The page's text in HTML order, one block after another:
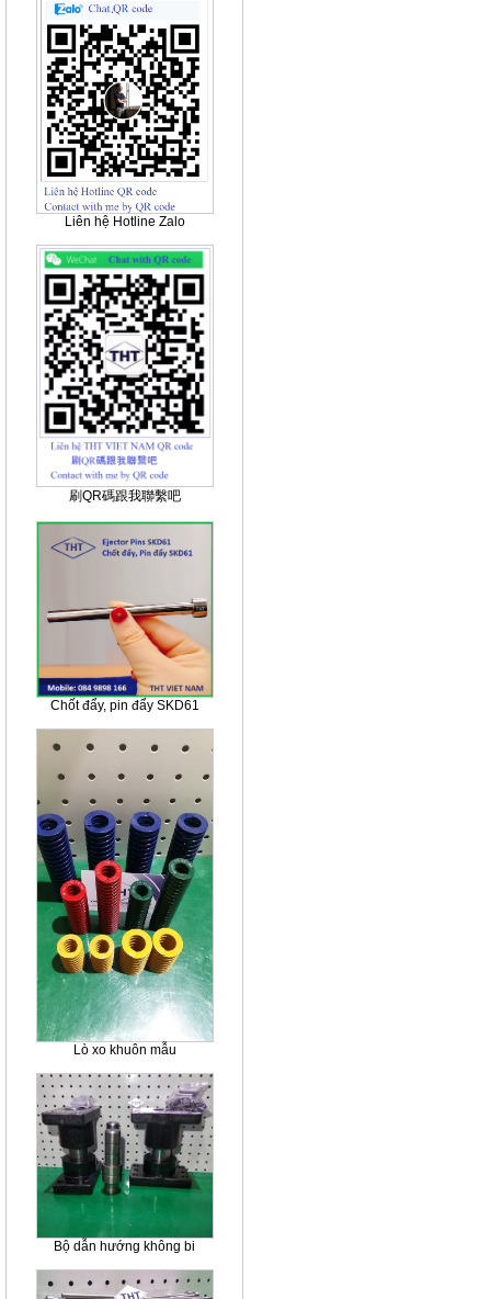
Liên hệ Hotline Zalo
刷QR碼跟我聯繫吧
Chốt đẩy, pin đẩy SKD61
Lò xo khuôn mẫu
Bộ dẫn hướng không bi